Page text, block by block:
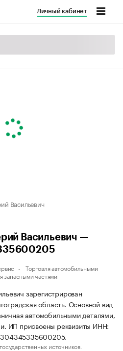
Личный кабинет
Васильевич
Васильевич —
Торговля автомобильными
запасными частями
зарегистрирован
область. Основной вид
автомобильными деталями,
ИП присвоены реквизиты ИНН:
источников.